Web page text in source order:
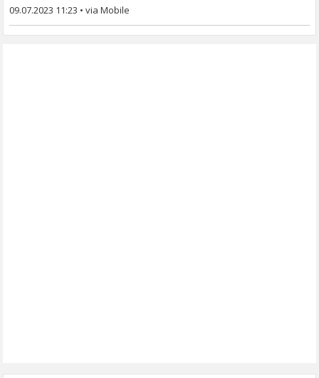
09.07.2023 11:23 •